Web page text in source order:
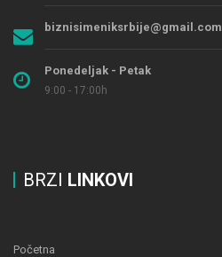
biznisimeniksrbije@gmail.com
Ponedeljak - Petak
9:00 - 17:00h
BRZI LINKOVI
Početna